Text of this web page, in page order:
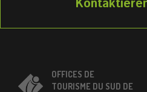
OFFICES DE
TOURISME DU SUD DE